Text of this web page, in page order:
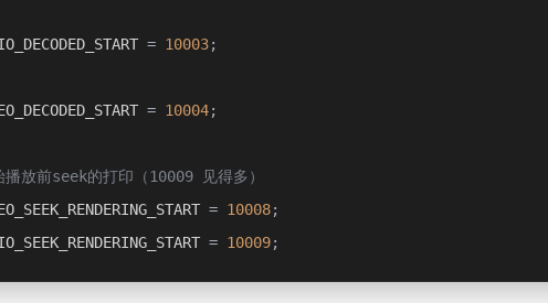
= 10003;
= 10004;
放前seek的打印（10009 见得多）
= 10008;
= 10009;